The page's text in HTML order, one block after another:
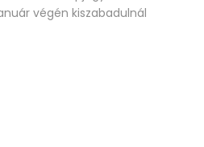
végén kiszabadulnál